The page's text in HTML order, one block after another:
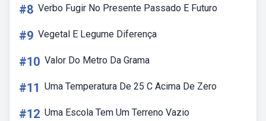
#8 Verbo Fugir No Presente Passado E Futuro
#9 Vegetal E Legume Diferença
#10 Valor Do Metro Da Grama
#11 Uma Temperatura De 25 C Acima De Zero
#12 Uma Escola Tem Um Terreno Vazio